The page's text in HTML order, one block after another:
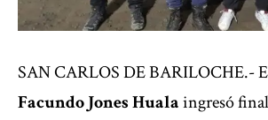
SAN CARLOS DE BARILOCHE.-
Facundo Jones Hualaingresó